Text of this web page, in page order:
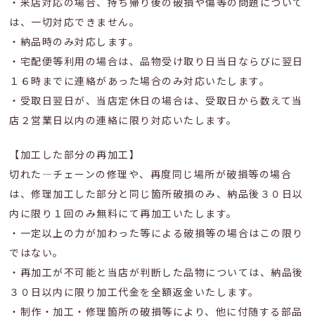
は、一切対応できません。
・納品時のみ対応します。
・宅配便等利用の場合は、品物受け取り日当日ならびに翌日
１６時までに連絡があった場合のみ対応いたします。
・受取日翌日が、当店定休日の場合は、受取日から数えて当
店２営業日以内の連絡に限り対応いたします。
【加工した部分の再加工】
切れた―チェーンの修理や、再度同じ場所が破損等の場合
は、修理加工した部分と同じ箇所破損のみ、納品後３０日以
内に限り１回のみ無料にて再加工いたします。
・一定以上の力が加わった等による破損等の場合はこの限り
ではない。
・再加工が不可能と当店が判断した品物については、納品後
３０日以内に限り加工代金を全額返金いたします。
・制作・加工・修理箇所の破損等により、他に付随する部品